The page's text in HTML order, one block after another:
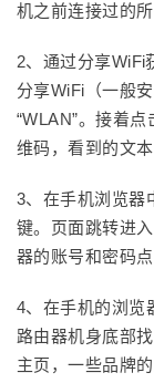
机之前连接过的
2、通过分享WiFi
分享WiFi（一般
“WLAN”。接着
维码，看到的文
3、在手机浏览器
键。页面跳转进
器的账号和密码点
4、在手机的浏览
路由器机身底部
主页，一些品牌